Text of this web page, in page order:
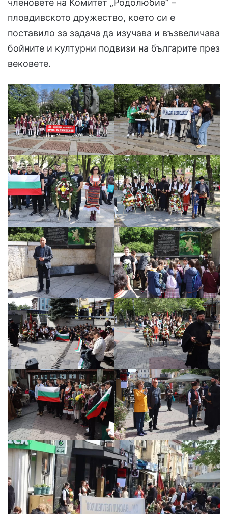
членовете на Комитет „Родолюбие” –
пловдивското дружество, което си е
поставило за задача да изучава и възвеличава
бойните и културни подвизи на българите през
вековете.